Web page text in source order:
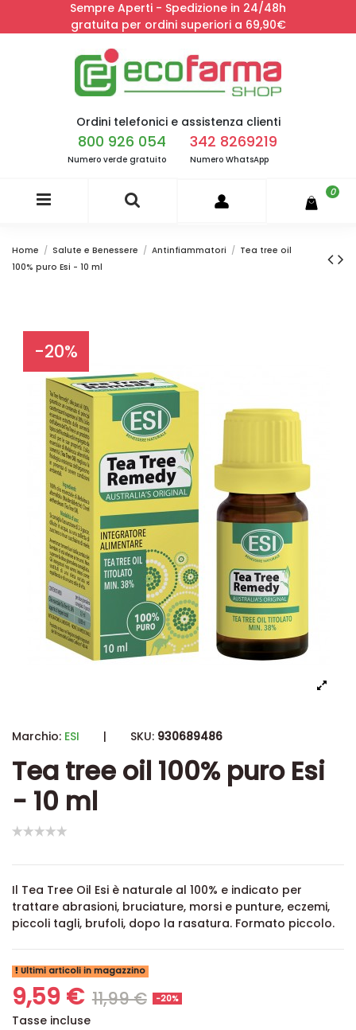
Sempre Aperti - Spedizione in 24/48h
gratuita per ordini superiori a 69,90€
Ordini telefonici e assistenza clienti
800 926 054
Numero verde gratuito
342 8269219
Numero WhatsApp
0
Home Salute e Benessere Antinfiammatori
Tea tree oil
100% puro Esi - 10 ml
-20%
Marchio: ESI | SKU: 930689486
Tea tree oil 100% puro Esi
- 10 ml
Il Tea Tree Oil Esi è naturale al 100% e indicato per
trattare abrasioni, bruciature, morsi e punture, eczemi,
piccoli tagli, brufoli, dopo la rasatura. Formato piccolo.
Ultimi articoli in magazzino
9,59 € 11,99 € -20%
Tasse incluse